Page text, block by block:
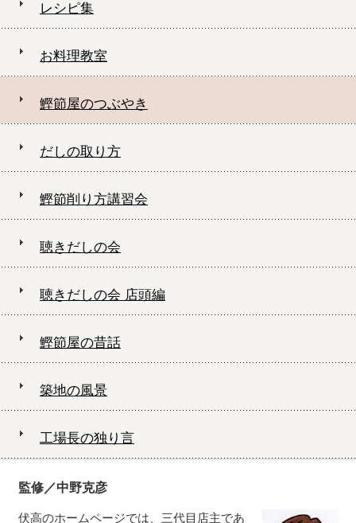
レシピ集
お料理教室
鰹節屋のつぶやき
だしの取り方
鰹節削り方講習会
聴きだしの会
聴きだしの会 店頭編
鰹節屋の昔話
築地の風景
工場長の独り言
監修／中野克彦
伏高のホームページでは、三代目店主であ